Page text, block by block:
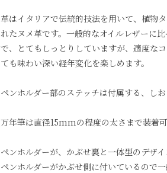
革はイタリアで伝統的技法を用いて、植物
れたヌメ革です。一般的なオイルレザーに
で、とてもしっとりしていますが、適度な
ても味わい深い経年変化を楽しめます。
ペンホルダー部のステッチは付属する、し
万年筆は直径15mmの程度の太さまで装着可
ペンホルダーが、かぶせ裏と一体型のデザ
ペンホルダーがかぶせ側に付いているので